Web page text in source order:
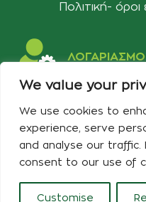
We value your
We use cookies to
experience, serve
and analyse our traffic.
consent to our use of
Customise
Πολιτική-
Στοιχεία
Λίστα
Copyright 2024
0